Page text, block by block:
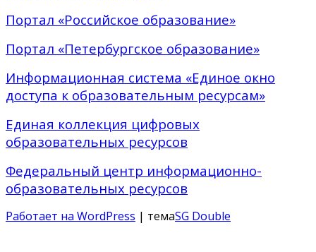
Портал «Российское образование»
Портал «Петербургское образование»
Информационная система «Единое окно
доступа к образовательным ресурсам»
Единая коллекция цифровых
образовательных ресурсов
Федеральный центр информационно-
образовательных ресурсов
Работает на WordPress | темаSG Double